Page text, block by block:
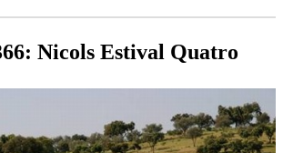
Nicols Estival Quatro